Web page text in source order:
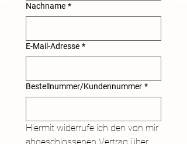
Nachname *
E-Mail-Adresse *
Bestellnummer/Kundennummer *
Hiermit widerrufe ich den von mir